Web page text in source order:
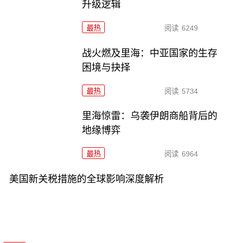
升级逻辑
最热 阅读 6249
战火燃及里海：中亚国家的生存
困境与抉择
最热 阅读 5734
里海惊雷：乌袭伊朗商船背后的
地缘博弈
最热 阅读 6964
美国新关税措施的全球影响深度解析